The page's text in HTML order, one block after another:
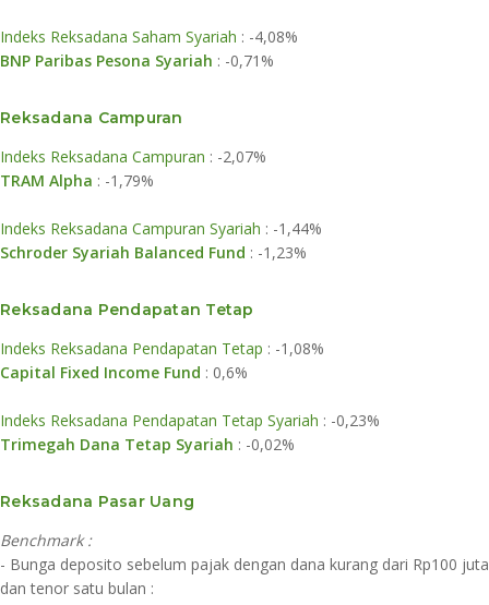
​Indeks Reksadana Saham Syariah : -4,08%
BNP Paribas Pesona Syariah : -0,71%
Reksadana Campuran
Indeks Reksadana Campuran : -2,07%
TRAM Alpha : -1,79%
Indeks Reksadana Campuran Syariah : -1,44%
Schroder Syariah Balanced Fund : -1,23%
Reksadana Pendapatan Tetap
Indeks Reksadana Pendapatan Tetap : -1,08%
Capital Fixed Income Fund : 0,6%
Indeks Reksadana Pendapatan Tetap Syariah : -0,23%
Trimegah Dana Tetap Syariah : -0,02%
Reksadana Pasar Uang
Benchmark :
- Bunga deposito sebelum pajak dengan dana kurang dari Rp100 juta
dan tenor satu bulan :